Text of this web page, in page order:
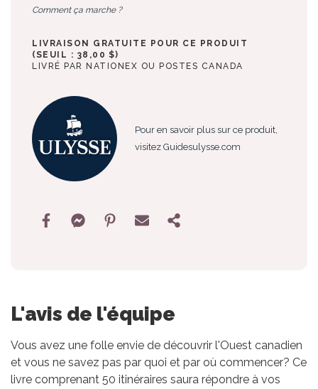
Comment ça marche ?
LIVRAISON GRATUITE POUR CE PRODUIT
(SEUIL : 38,00 $)
LIVRÉ PAR NATIONEX OU POSTES CANADA
Pour en savoir plus sur ce produit,
visitez Guidesulysse.com
L'avis de l'équipe
Vous avez une folle envie de découvrir l'Ouest canadien
et vous ne savez pas par quoi et par où commencer? Ce
livre comprenant 50 itinéraires saura répondre à vos